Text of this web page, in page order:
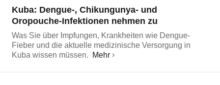
Kuba: Dengue-, Chikungunya- und
Oropouche-Infektionen nehmen zu
Was Sie über Impfungen, Krankheiten wie Dengue-
Fieber und die aktuelle medizinische Versorgung in
Kuba wissen müssen.
Mehr